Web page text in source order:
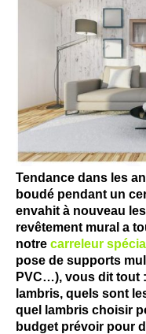
Tendance dans les
boudé pendant un
envahit à nouveau
revêtement mural a
notre carreleur
pose de supports
PVC…), vous dit tout
lambris, quels sont
quel lambris choisir
budget prévoir pour